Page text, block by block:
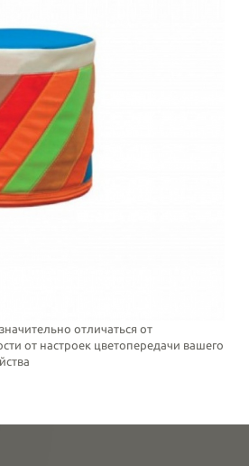
отличаться от
от настроек цветопередачи вашего